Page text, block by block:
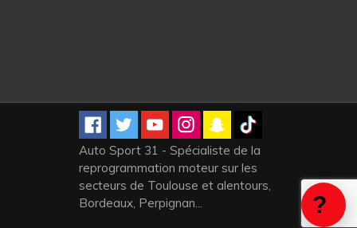
Auto Sport 31 - Spécialiste de la
reprogrammation moteur sur les
secteurs de Toulouse et alentours,
Bordeaux, Perpignan...